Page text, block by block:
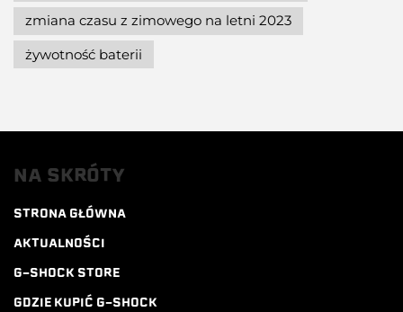
zmiana czasu z zimowego na letni 2023
żywotność baterii
NA SKRÓTY
STRONA GŁÓWNA
AKTUALNOŚCI
G-SHOCK STORE
GDZIE KUPIĆ G-SHOCK